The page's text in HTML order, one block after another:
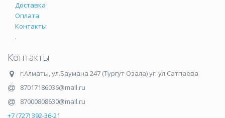
Доставка
Оплата
Контакты
.
Контакты
г.Алматы,ул.Баумана 247 (Тургут Озала) уг. ул.Сатпаева
87017186036@mail.ru
87000808630@mail.ru
+7 (727) 392-36-21